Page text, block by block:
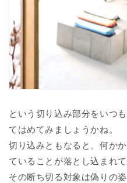
という切り込み部分をいつ
てはめてみましょうかね。
切り込みともなると、何か
ていることが落とし込まれ
その断ち切る対象は偽りの姿